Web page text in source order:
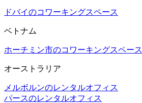
ドバイのコワーキングスペース
ベトナム
ホーチミン市のコワーキングスペース
オーストラリア
メルボルンのレンタルオフィス
パースのレンタルオフィス